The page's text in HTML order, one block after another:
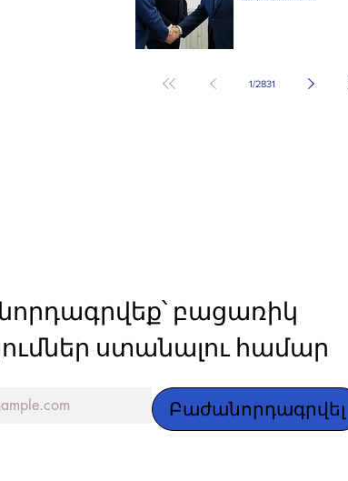
1/2831
բացառիկ
ստանալու համար
Բաժանորդագրվել